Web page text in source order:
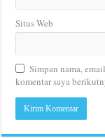
Situs Web
Simpan nama,
komentar saya